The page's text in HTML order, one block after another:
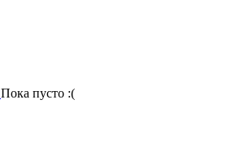
Пока пусто :(